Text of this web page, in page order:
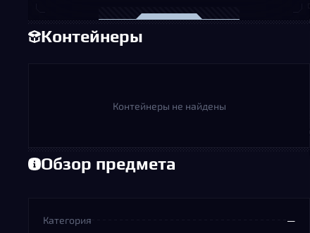
Контейнеры
Контейнеры не найдены
Обзор предмета
Категория —